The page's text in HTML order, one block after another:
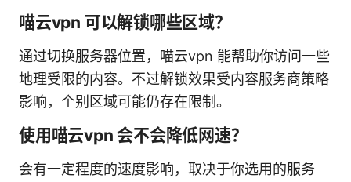
喵云vpn 可以解锁哪些区域？
通过切换服务器位置，喵云vpn 能帮助你访问一些
地理受限的内容。不过解锁效果受内容服务商策略
影响，个别区域可能仍存在限制。
使用喵云vpn 会不会降低网速？
会有一定程度的速度影响，取决于你选用的服务